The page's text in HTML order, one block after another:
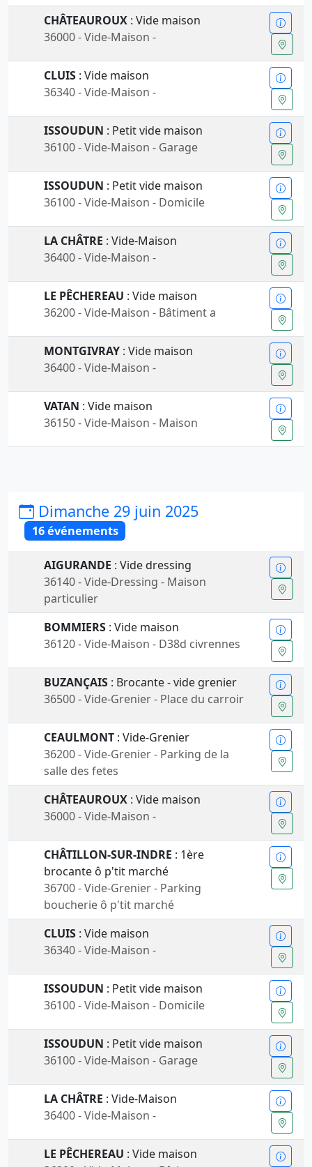
CHÂTEAUROUX : Vide maison
36000 - Vide-Maison -
CLUIS : Vide maison
36340 - Vide-Maison -
ISSOUDUN : Petit vide maison
36100 - Vide-Maison - Garage
ISSOUDUN : Petit vide maison
36100 - Vide-Maison - Domicile
LA CHÂTRE : Vide-Maison
36400 - Vide-Maison -
LE PÊCHEREAU : Vide maison
36200 - Vide-Maison - Bâtiment a
MONTGIVRAY : Vide maison
36400 - Vide-Maison -
VATAN : Vide maison
36150 - Vide-Maison - Maison
Dimanche 29 juin 2025
16 événements
AIGURANDE : Vide dressing
36140 - Vide-Dressing - Maison
particulier
BOMMIERS : Vide maison
36120 - Vide-Maison - D38d civrennes
BUZANÇAIS : Brocante - vide grenier
36500 - Vide-Grenier - Place du carroir
CEAULMONT : Vide-Grenier
36200 - Vide-Grenier - Parking de la
salle des fetes
CHÂTEAUROUX : Vide maison
36000 - Vide-Maison -
CHÂTILLON-SUR-INDRE : 1ère
brocante ô p'tit marché
36700 - Vide-Grenier - Parking
boucherie ô p'tit marché
CLUIS : Vide maison
36340 - Vide-Maison -
ISSOUDUN : Petit vide maison
36100 - Vide-Maison - Domicile
ISSOUDUN : Petit vide maison
36100 - Vide-Maison - Garage
LA CHÂTRE : Vide-Maison
36400 - Vide-Maison -
LE PÊCHEREAU : Vide maison